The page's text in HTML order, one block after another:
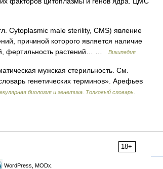
Cytoplasmic male sterility, CMS) явление
причиной которого является наличие
фертильность растений… …
Википедия
мужская стерильность. См.
генетических терминов». Арефьев
биология и генетика. Толковый словарь.
18+
WordPress, MODx.